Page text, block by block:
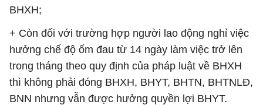
BHXH;
+ Còn đối với trường hợp người lao động nghỉ việc
hưởng chế độ ốm đau từ 14 ngày làm việc trở lên
trong tháng theo quy định của pháp luật về BHXH
thì không phải đóng BHXH, BHYT, BHTN, BHTNLĐ,
BNN nhưng vẫn được hưởng quyền lợi BHYT.